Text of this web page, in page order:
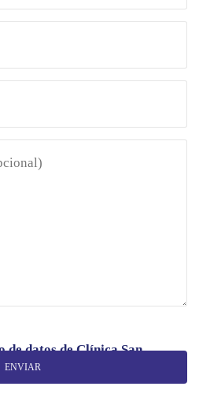
datos de Clínica San
Contacto